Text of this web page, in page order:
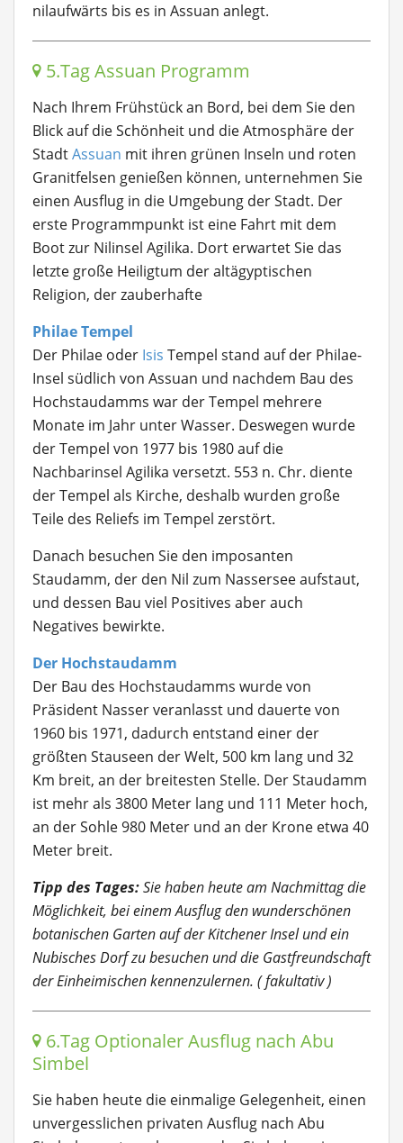
nilaufwärts bis es in Assuan anlegt.
5.Tag Assuan Programm
Nach Ihrem Frühstück an Bord, bei dem Sie den
Blick auf die Schönheit und die Atmosphäre der
StadtAssuan mit ihren grünen Inseln und roten
Granitfelsen genießen können, unternehmen Sie
einen Ausflug in die Umgebung der Stadt. Der
erste Programmpunkt ist eine Fahrt mit dem
Boot zur Nilinsel Agilika. Dort erwartet Sie das
letzte große Heiligtum der altägyptischen
Religion, der zauberhafte
Philae Tempel
Der Philae oder Isis Tempel stand auf der Philae-
Insel südlich von Assuan und nachdem Bau des
Hochstaudamms war der Tempel mehrere
Monate im Jahr unter Wasser. Deswegen wurde
der Tempel von 1977 bis 1980 auf die
Nachbarinsel Agilika versetzt. 553 n. Chr. diente
der Tempel als Kirche, deshalb wurden große
Teile des Reliefs im Tempel zerstört.
Danach besuchen Sie den imposanten
Staudamm, der den Nil zum Nassersee aufstaut,
und dessen Bau viel Positives aber auch
Negatives bewirkte.
Der Hochstaudamm
Der Bau des Hochstaudamms wurde von
Präsident Nasser veranlasst und dauerte von
1960 bis 1971, dadurch entstand einer der
größten Stauseen der Welt, 500 km lang und 32
Km breit, an der breitesten Stelle. Der Staudamm
ist mehr als 3800 Meter lang und 111 Meter hoch,
an der Sohle 980 Meter und an der Krone etwa 40
Meter breit.
Tipp des Tages:Sie haben heute am Nachmittag die
Möglichkeit, bei einem Ausflug den wunderschönen
botanischen Garten auf der Kitchener Insel und ein
Nubisches Dorf zu besuchen und die Gastfreundschaft
der Einheimischen kennenzulernen. ( fakultativ )
6.Tag Optionaler Ausflug nach Abu
Simbel
Sie haben heute die einmalige Gelegenheit, einen
unvergesslichen privaten Ausflug nach Abu